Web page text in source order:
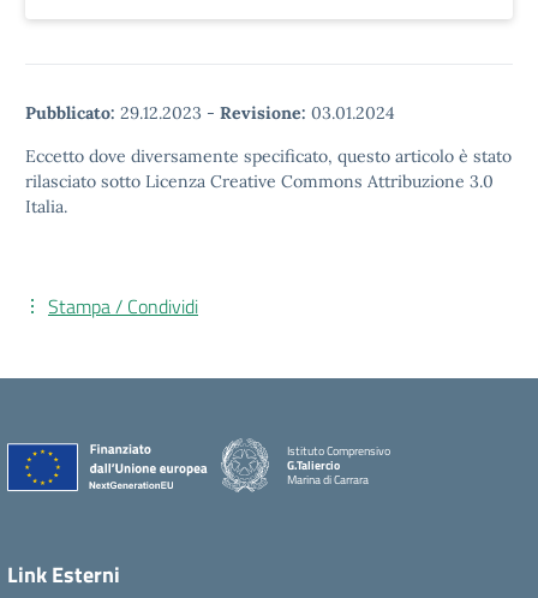
Pubblicato: 29.12.2023 - Revisione: 03.01.2024
Eccetto dove diversamente specificato, questo articolo è stato
rilasciato sotto Licenza Creative Commons Attribuzione 3.0
Italia.
Stampa / Condividi
Istituto Comprensivo
G.Taliercio
Marina di Carrara
Link Esterni